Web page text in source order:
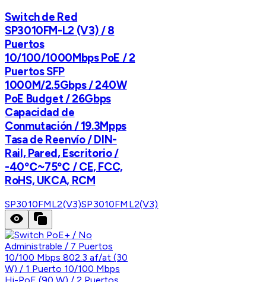
Switch de Red
SP3010FM-L2 (V3) / 8
Puertos
10/100/1000Mbps PoE / 2
Puertos SFP
1000M/2.5Gbps / 240W
PoE Budget / 26Gbps
Capacidad de
Conmutación / 19.3Mpps
Tasa de Reenvío / DIN-
Rail, Pared, Escritorio /
-40℃~75℃ / CE, FCC,
RoHS, UKCA, RCM
SP3010FML2(V3)SP3010FML2(V3)